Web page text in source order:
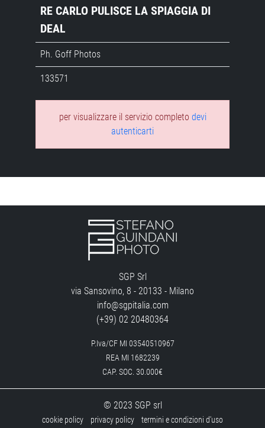
RE CARLO PULISCE LA SPIAGGIA DI
DEAL
Ph. Goff Photos
133571
per visualizzare il servizio completo devi
autenticarti
SGP Srl
via Sansovino, 8 - 20133 - Milano
info@sgpitalia.com
(+39) 02 20480364
P.Iva/CF MI 03540510967
REA MI 1682239
CAP. SOC. 30.000€
© 2023 SGP srl
cookie policy privacy policy termini e condizioni d'uso